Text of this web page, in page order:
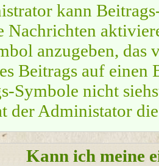
kann
Nachrichten
anzugeben,
Beitrags auf
Symbole nicht
der Administator
Kann ich meine